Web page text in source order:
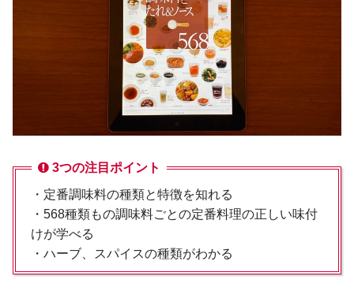
3つの注目ポイント
・定番調味料の種類と特徴を知れる
・568種類もの調味料ごとの定番料理の正しい味付
けが学べる
・ハーブ、スパイスの種類がわかる